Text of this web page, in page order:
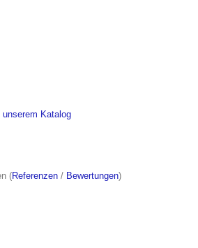
Katalog
(Referenzen / Bewertungen)